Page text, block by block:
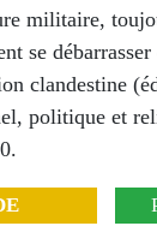
militaire,
se
clandestine
politique et